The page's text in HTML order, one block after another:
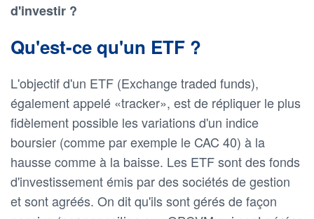
d'investir ?
Qu'est-ce qu'un ETF ?
L'objectif d'un ETF (Exchange traded funds),
également appelé «tracker», est de répliquer le plus
fidèlement possible les variations d'un indice
boursier (comme par exemple le CAC 40) à la
hausse comme à la baisse. Les ETF sont des fonds
d'investissement émis par des sociétés de gestion
et sont agréés. On dit qu'ils sont gérés de façon